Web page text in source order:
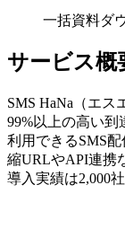
一括資料ダ
サービス概
SMS HaNa（エ
99%以上の高い
利用できるSMS
縮URLやAPI連携
導入実績は2,000社